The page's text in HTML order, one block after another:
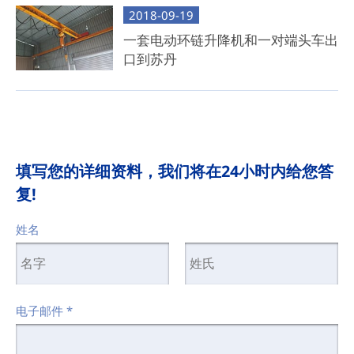
2018-09-19
一套电动环链升降机和一对端头车出
口到苏丹
填写您的详细资料，我们将在24小时内给您答
复!
姓名
电子邮件 *